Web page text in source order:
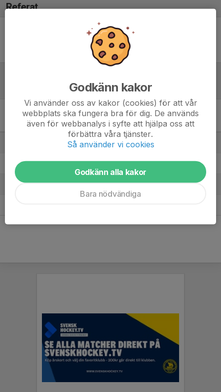
Referat
Inget referat skrivet
Kvalserie Östra till
Hockeyettan
M +/-
1. Vallentuna Hockey 6
2. Nacka HK 6 5
3. Hammarby IF 6 0
Godkänn kakor
Vi använder oss av kakor (cookies) för att vår
webbplats ska fungera bra för dig. De används
även för webbanalys i syfte att hjälpa oss att
förbättra våra tjänster.
Så använder vi cookies
Godkänn alla kakor
Bara nödvändiga